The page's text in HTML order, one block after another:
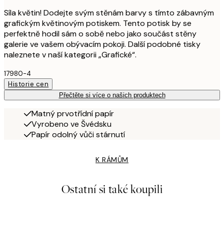
Síla květin! Dodejte svým stěnám barvy s tímto zábavným
grafickým květinovým potiskem. Tento potisk by se
perfektně hodil sám o sobě nebo jako součást stěny
galerie ve vašem obývacím pokoji. Další podobné tisky
naleznete v naší kategorii „Grafické“.
17980-4
Historie cen
Přečtěte si více o našich produktech
Matný prvotřídní papír
Vyrobeno ve Švédsku
Papír odolný vůči stárnutí
K RÁMŮM
Ostatní si také koupili